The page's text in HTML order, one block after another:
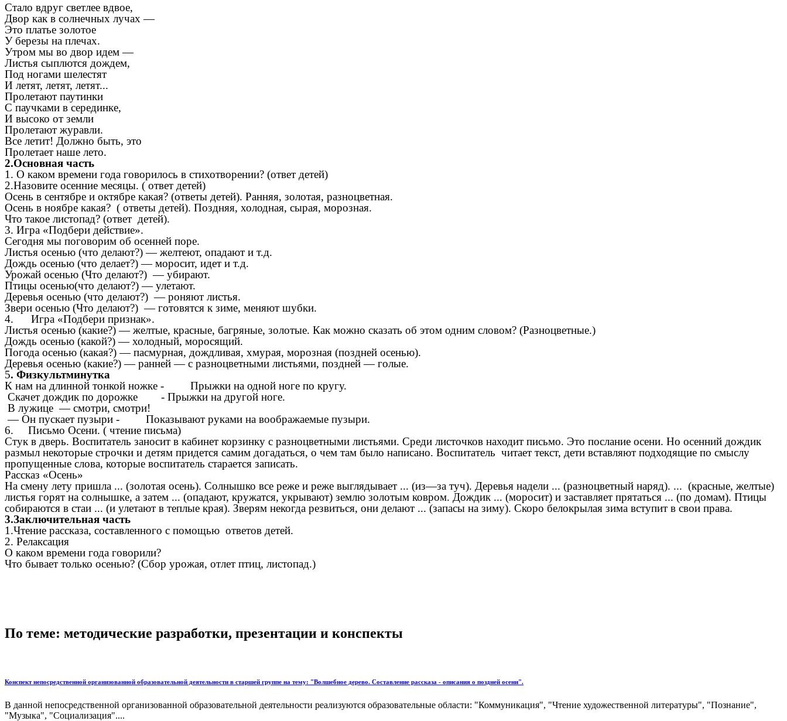
Стало вдруг светлее вдвое,
Двор как в солнечных лучах —
Это платье золотое
У березы на плечах.
Утром мы во двор идем —
Листья сыплются дождем,
Под ногами шелестят
И летят, летят, летят...
Пролетают паутинки
С паучками в серединке,
И высоко от земли
Пролетают журавли.
Все летит! Должно быть, это
Пролетает наше лето.
2.Основная часть
1. О каком времени года говорилось в стихотворении? (ответ детей)
2.Назовите осенние месяцы. ( ответ детей)
Осень в сентябре и октябре какая? (ответы детей). Ранняя, золотая, разноцветная.
Осень в ноябре какая? ( ответы детей). Поздняя, холодная, сырая, морозная.
Что такое листопад? (ответ детей).
3. Игра «Подбери действие».
Сегодня мы поговорим об осенней поре.
Листья осенью (что делают?) — желтеют, опадают и т.д.
Дождь осенью (что делает?) — моросит, идет и т.д.
Урожай осенью (Что делают?) — убирают.
Птицы осенью(что делают?) — улетают.
Деревья осенью (что делают?) — роняют листья.
Звери осенью (Что делают?) — готовятся к зиме, меняют шубки.
4. Игра «Подбери признак».
Листья осенью (какие?) — желтые, красные, багряные, золотые. Как можно сказать об этом одним словом? (Разноцветные.)
Дождь осенью (какой?) — холодный, моросящий.
Погода осенью (какая?) — пасмурная, дождливая, хмурая, морозная (поздней осенью).
Деревья осенью (какие?) — ранней — с разноцветными листьями, поздней — голые.
5. Физкультминутка
К нам на длинной тонкой ножке - Прыжки на одной ноге по кругу.
Скачет дождик по дорожке - Прыжки на другой ноге.
В лужице — смотри, смотри!
— Он пускает пузыри - Показывают руками на воображаемые пузыри.
6. Письмо Осени. ( чтение письма)
Стук в дверь. Воспитатель заносит в кабинет корзинку с разноцветными листьями. Среди листочков находит письмо. Это послание осени. Но осенний дождик
размыл некоторые строчки и детям придется самим догадаться, о чем там было написано. Воспитатель читает текст, дети вставляют подходящие по смыслу
пропущенные слова, которые воспитатель старается записать.
Рассказ «Осень»
На смену лету пришла ... (золотая осень). Солнышко все реже и реже выглядывает ... (из—за туч). Деревья надели ... (разноцветный наряд). ... (красные, желтые)
листья горят на солнышке, а затем ... (опадают, кружатся, укрывают) землю золотым ковром. Дождик ... (моросит) и заставляет прятаться ... (по домам). Птицы
собираются в стаи ... (и улетают в теплые края). Зверям некогда резвиться, они делают ... (запасы на зиму). Скоро белокрылая зима вступит в свои права.
3.Заключительная часть
1.Чтение рассказа, составленного с помощью ответов детей.
2. Релаксация
О каком времени года говорили?
Что бывает только осенью? (Сбор урожая, отлет птиц, листопад.)
По теме: методические разработки, презентации и конспекты
Конспект непосредственной организованной образовательной деятельности в старшей группе на тему: "Волшебное дерево. Составление рассказа - описания о поздней осени".
В данной непосредственной организованной образовательной деятельности реализуются образовательные области: "Коммуникация", "Чтение художественной литературы", "Познание",
"Музыка", "Социализация"....